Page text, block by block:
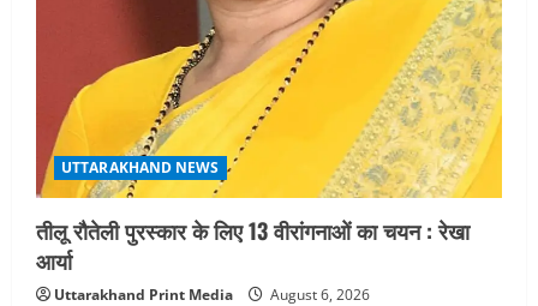
UTTARAKHAND NEWS
तीलू रौतेली पुरस्कार के लिए 13 वीरांगनाओं का चयन : रेखा
आर्या
Uttarakhand Print Media August 6, 2026